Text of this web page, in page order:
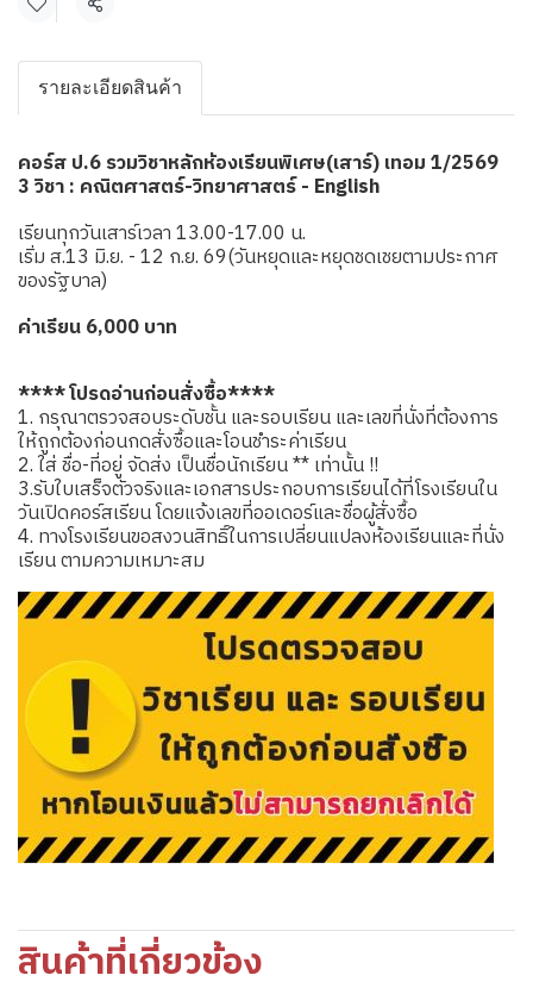
แชร์
รายละเอียดสินค้า
คอร์ส ป.6 รวมวิชาหลักห้องเรียนพิเศษ(เสาร์) เทอม 1/2569
3 วิชา : คณิตศาสตร์-วิทยาศาสตร์ - English
เรียนทุกวันเสาร์เวลา 13.00-17.00 น.
เริ่ม ส.13 มิ.ย. - 12 ก.ย. 69(วันหยุดและหยุดชดเชยตามประกาศ
ของรัฐบาล)
ค่าเรียน 6,000 บาท
**** โปรดอ่านก่อนสั่งซื้อ****
1. กรุณาตรวจสอบระดับชั้น และรอบเรียน และเลขที่นั่งที่ต้องการ
ให้ถูกต้องก่อนกดสั่งซื้อและโอนชำระค่าเรียน
2. ใส่ ชื่อ-ที่อยู่ จัดส่ง เป็นชื่อนักเรียน ** เท่านั้น !!
3.รับใบเสร็จตัวจริงและเอกสารประกอบการเรียนได้ที่โรงเรียนใน
วันเปิดคอร์สเรียน โดยแจ้งเลขที่ออเดอร์และชื่อผู้สั่งซื้อ
4. ทางโรงเรียนขอสงวนสิทธิ์ในการเปลี่ยนแปลงห้องเรียนและที่นั่ง
เรียน ตามความเหมาะสม
สินค้าที่เกี่ยวข้อง